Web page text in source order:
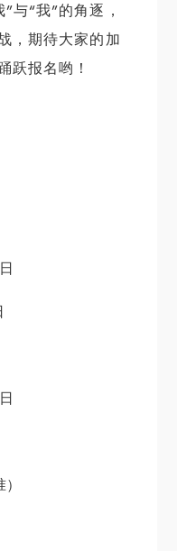
与“我”的角逐，
，期待大家的加
跃报名哟！